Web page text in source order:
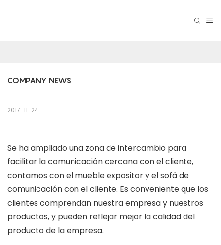
COMPANY NEWS
2017-11-24
Se ha ampliado una zona de intercambio para
facilitar la comunicación cercana con el cliente,
contamos con el mueble expositor y el sofá de
comunicación con el cliente. Es conveniente que los
clientes comprendan nuestra empresa y nuestros
productos, y pueden reflejar mejor la calidad del
producto de la empresa.